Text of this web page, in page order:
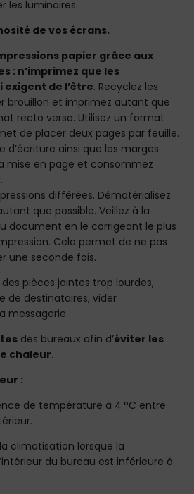
les luminaires.
de vos écrans.
papier grâce aux
: n’imprimez que les
de l’être. Recyclez les
brouillon et imprimez autant que
recto verso. Utilisez un format
de placer deux pages par feuille.
d’écriture ainsi que les marges
mise en page et consommez
différées. Dématérialisez
que possible. Veillez à la
document en le corrigeant le plus
Cela permet de ne pas
une seconde fois.
des pièces jointes trop lourdes,
de destinataires, vider
messagerie.
des bureaux afin d’éviter les
chaleur.
:
de température à 4 °C entre
climatisation lorsque la
du bureau est inférieure à